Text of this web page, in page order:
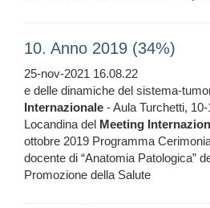
10. Anno 2019 (34%)
25-nov-2021 16.08.22
e delle dinamiche del sistema-
Internazionale - Aula Turchetti,
Locandina del Meeting
ottobre 2019 Programma
docente di “Anatomia Patologica”
Promozione della Salute